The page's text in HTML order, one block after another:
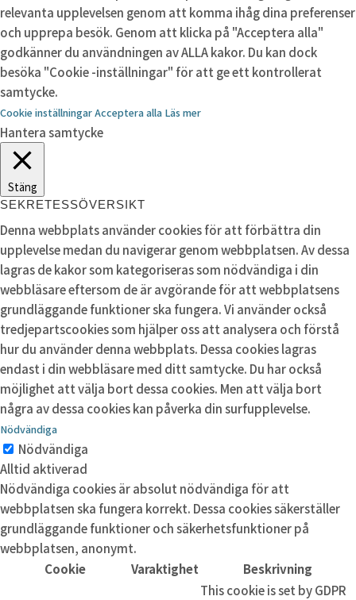
relevanta upplevelsen genom att komma ihåg dina preferenser
och upprepa besök. Genom att klicka på "Acceptera alla"
godkänner du användningen av ALLA kakor. Du kan dock
besöka "Cookie -inställningar" för att ge ett kontrollerat
samtycke.
Cookie inställningarAcceptera alla Läs mer
Hantera samtycke
Stäng
SEKRETESSÖVERSIKT
Denna webbplats använder cookies för att förbättra din
upplevelse medan du navigerar genom webbplatsen. Av dessa
lagras de kakor som kategoriseras som nödvändiga i din
webbläsare eftersom de är avgörande för att webbplatsens
grundläggande funktioner ska fungera. Vi använder också
tredjepartscookies som hjälper oss att analysera och förstå
hur du använder denna webbplats. Dessa cookies lagras
endast i din webbläsare med ditt samtycke. Du har också
möjlighet att välja bort dessa cookies. Men att välja bort
några av dessa cookies kan påverka din surfupplevelse.
Nödvändiga
Nödvändiga
Alltid aktiverad
Nödvändiga cookies är absolut nödvändiga för att
webbplatsen ska fungera korrekt. Dessa cookies säkerställer
grundläggande funktioner och säkerhetsfunktioner på
webbplatsen, anonymt.
Cookie
Varaktighet Beskrivning
This cookie is set by GDPR